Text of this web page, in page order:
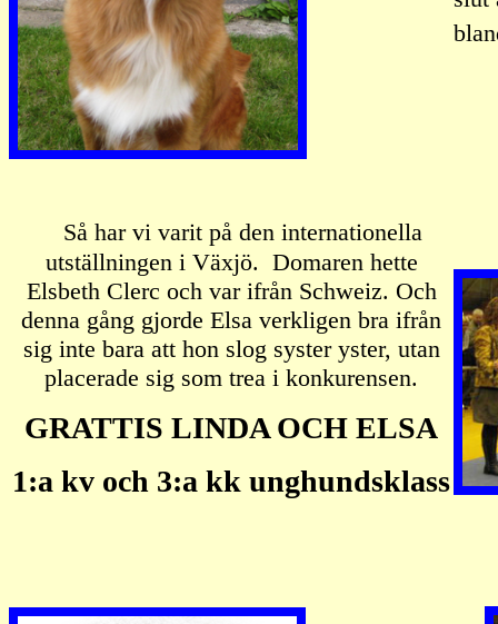
Så har vi varit på den internationella
utställningen i Växjö. Domaren hette
Elsbeth Clerc och var ifrån Schweiz. Och
denna gång gjorde Elsa verkligen bra ifrån
sig inte bara att hon slog syster yster, utan
placerade sig som trea i konkurensen.
GRATTIS LINDA OCH ELSA
1:a kv och 3:a kk unghundsklass